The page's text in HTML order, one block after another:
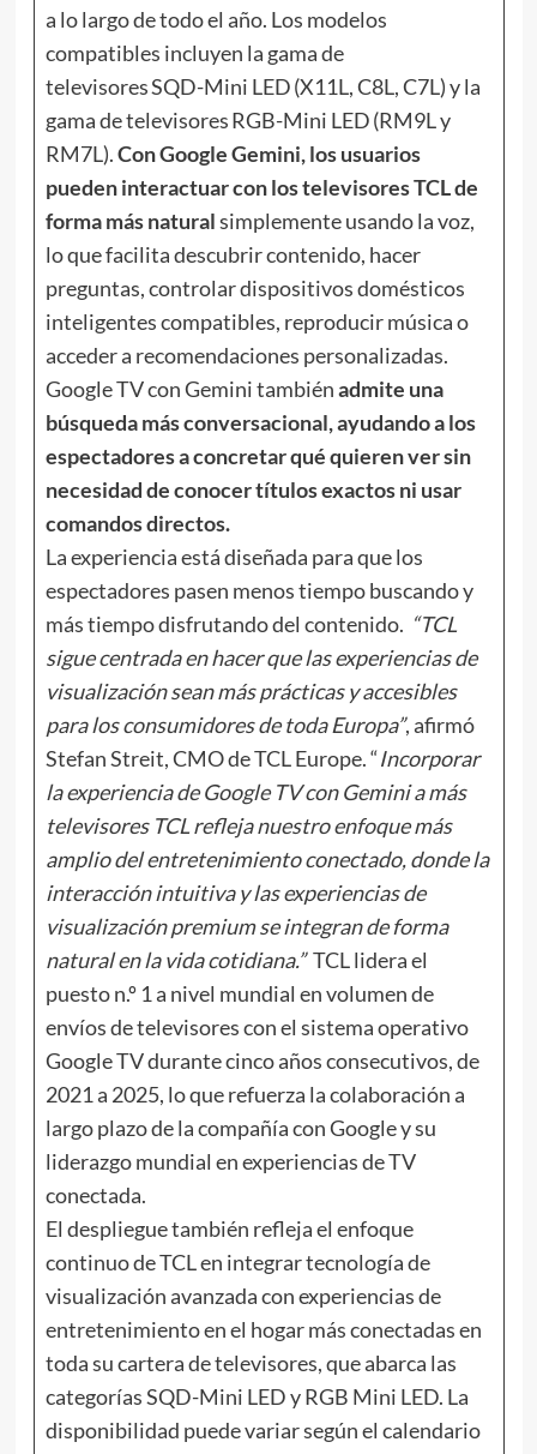
a lo largo de todo el año. Los modelos
compatibles incluyen la gama de
televisores SQD-Mini LED (X11L, C8L, C7L) y la
gama de televisores RGB-Mini LED (RM9L y
RM7L).Con Google Gemini, los usuarios
pueden interactuar con los televisores TCL de
forma más naturalsimplemente usando la voz,
lo que facilita descubrir contenido, hacer
preguntas, controlar dispositivos domésticos
inteligentes compatibles, reproducir música o
acceder a recomendaciones personalizadas.
Google TV con Gemini tambiénadmite una
búsqueda más conversacional, ayudando a los
espectadores a concretar qué quieren ver sin
necesidad de conocer títulos exactos ni usar
comandos directos.
La experiencia está diseñada para que los
espectadores pasen menos tiempo buscando y
más tiempo disfrutando del contenido. “TCL
sigue centrada en hacer que las experiencias de
visualización sean más prácticas y accesibles
para los consumidores de toda Europa”, afirmó
Stefan Streit, CMO de TCL Europe. “Incorporar
la experiencia de Google TV con Gemini a más
televisores TCL refleja nuestro enfoque más
amplio del entretenimiento conectado, donde la
interacción intuitiva y las experiencias de
visualización premium se integran de forma
natural en la vida cotidiana.”TCL lidera el
puesto n.º 1 a nivel mundial en volumen de
envíos de televisores con el sistema operativo
Google TV durante cinco años consecutivos, de
2021 a 2025, lo que refuerza la colaboración a
largo plazo de la compañía con Google y su
liderazgo mundial en experiencias de TV
conectada.
El despliegue también refleja el enfoque
continuo de TCL en integrar tecnología de
visualización avanzada con experiencias de
entretenimiento en el hogar más conectadas en
toda su cartera de televisores, que abarca las
categorías SQD-Mini LED y RGB Mini LED. La
disponibilidad puede variar según el calendario